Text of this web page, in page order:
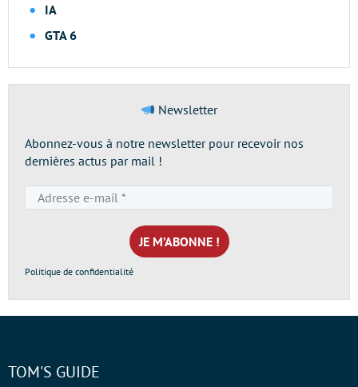
IA
GTA 6
Newsletter
Abonnez-vous à notre newsletter pour recevoir nos
dernières actus par mail !
e-
mail
*
Politique de confidentialité
TOM'S GUIDE